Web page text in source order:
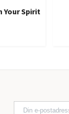
Your Spirit